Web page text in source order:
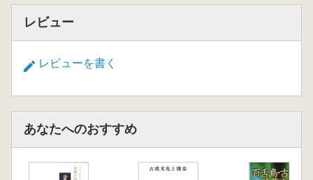
レビュー
レビューを書く
あなたへのおすすめ